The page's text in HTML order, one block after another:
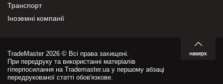
Транспорт
Іноземні компанії
TradeMaster 2026 © Всі права захищені.
При передруку та використанні матеріалів
гіперпосилання на Trademaster.ua у першому абзаці
передрукованої статті обов'язкове.